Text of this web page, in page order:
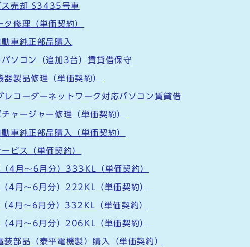
ス売却 S3435号車
修理（単価契約）
車純正部品購入
ソコン（追加3台）賃貸借保守
製品修理（単価契約）
コーダーネットワーク対応パソコン賃貸借
ャージャー修理（単価契約）
車純正部品購入（単価契約）
ビス（単価契約）
4月～6月分）333KL（単価契約）
4月～6月分）222KL（単価契約）
4月～6月分）332KL（単価契約）
4月～6月分）206KL（単価契約）
部品（泰平電機製）購入（単価契約）